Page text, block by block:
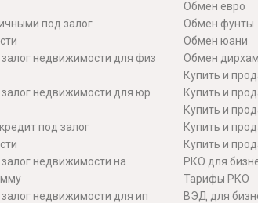
под залог
недвижимости для физ
недвижимости для юр
под залог
недвижимости на
недвижимости для ип
Обмен евро
Обмен фунты
Обмен юани
Обмен
Купить и
Купить и
Купить и
Купить и
Купить и
РКО для
Тарифы РКО
ВЭД для